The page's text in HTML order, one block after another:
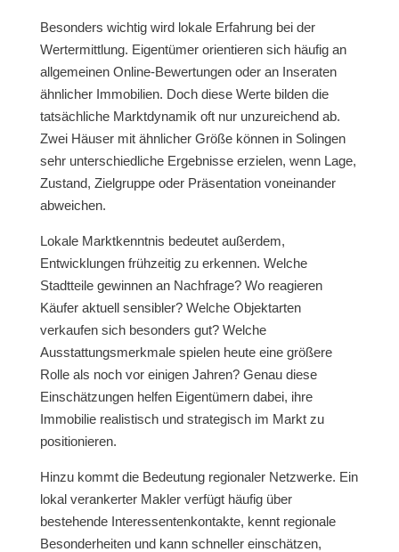
Besonders wichtig wird lokale Erfahrung bei der
Wertermittlung. Eigentümer orientieren sich häufig an
allgemeinen Online-Bewertungen oder an Inseraten
ähnlicher Immobilien. Doch diese Werte bilden die
tatsächliche Marktdynamik oft nur unzureichend ab.
Zwei Häuser mit ähnlicher Größe können in Solingen
sehr unterschiedliche Ergebnisse erzielen, wenn Lage,
Zustand, Zielgruppe oder Präsentation voneinander
abweichen.
Lokale Marktkenntnis bedeutet außerdem,
Entwicklungen frühzeitig zu erkennen. Welche
Stadtteile gewinnen an Nachfrage? Wo reagieren
Käufer aktuell sensibler? Welche Objektarten
verkaufen sich besonders gut? Welche
Ausstattungsmerkmale spielen heute eine größere
Rolle als noch vor einigen Jahren? Genau diese
Einschätzungen helfen Eigentümern dabei, ihre
Immobilie realistisch und strategisch im Markt zu
positionieren.
Hinzu kommt die Bedeutung regionaler Netzwerke. Ein
lokal verankerter Makler verfügt häufig über
bestehende Interessentenkontakte, kennt regionale
Besonderheiten und kann schneller einschätzen,